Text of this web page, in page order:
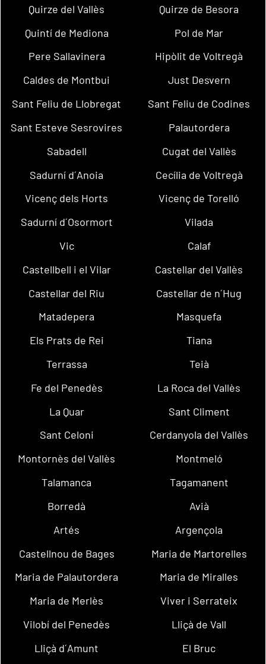
Quirze del Vallès
Quirze de Besora
Quintí de Mediona
Pol de Mar
Pere Sallavinera
Hipòlit de Voltregà
Caldes de Montbui
Just Desvern
Sant Feliu de Llobregat
Sant Feliu de Codines
Sant Esteve Sesrovires
Palautordera
Sabadell
Cugat del Vallès
Sadurní d´Anoia
Cecília de Voltregà
Vicenç dels Horts
Vicenç de Torelló
Sadurní d´Osormort
Vilada
Vic
Calaf
Castellbell i el Vilar
Castellar del Vallès
Castellar del Riu
Castellar de n´Hug
Matadepera
Masquefa
Els Prats de Rei
Tiana
Terrassa
Teià
Fe del Penedès
La Roca del Vallès
La Quar
Sant Climent
Sant Celoni
Cerdanyola del Vallès
Montornès del Vallès
Montmeló
Talamanca
Tagamanent
Borredà
Avià
Artés
Argençola
Castellnou de Bages
Maria de Martorelles
Maria de Palautordera
Maria de Miralles
Maria de Merlès
Viver i Serrateix
Vilobí del Penedès
Lliçà de Vall
Lliçà d´Amunt
El Bruc